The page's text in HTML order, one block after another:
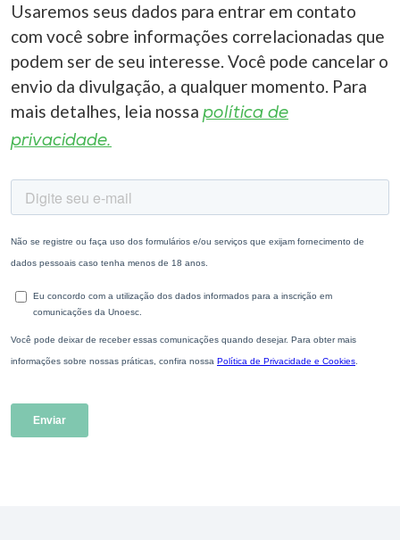
Usaremos seus dados para entrar em contato
com você sobre informações correlacionadas que
podem ser de seu interesse. Você pode cancelar o
envio da divulgação, a qualquer momento. Para
mais detalhes, leia nossa política de
privacidade.